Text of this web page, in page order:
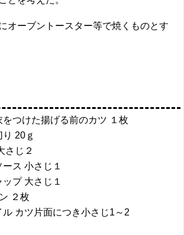
オーブントースター等で焼くものとす
つけた揚げる前のカツ １枚
20ｇ
さじ２
ス 小さじ１
プ 大さじ１
２枚
ル カツ片面につき小さじ1～2